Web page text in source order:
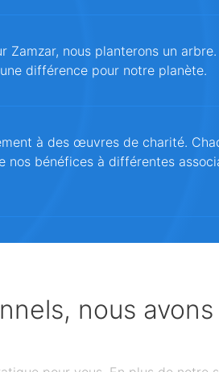
nous planterons un arbre.
différence pour notre planète.
à des œuvres de charité.
nos bénéfices à différentes
nous